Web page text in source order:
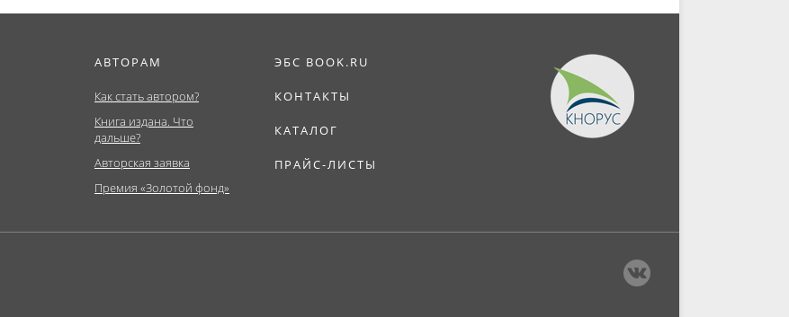
АВТОРАМ
Как стать автором?
Книга издана. Что
дальше?
Авторская заявка
Премия «Золотой фонд»
ЭБС BOOK.RU
КОНТАКТЫ
КАТАЛОГ
ПРАЙС-ЛИСТЫ